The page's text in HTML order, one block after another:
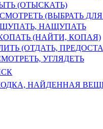
(ОТЫСКАТЬ)
(ВЫБРАТЬ
НАЩУПАТЬ
(НАЙТИ, КОПАЯ)
(ОТДАТЬ,
УГЛЯДЕТЬ
НАЙДЕННАЯ